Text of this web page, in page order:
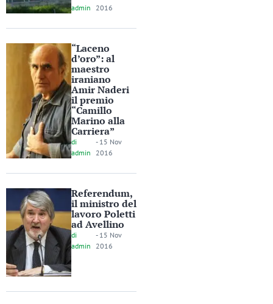
admin
2016
“Laceno
d’oro”: al
maestro
iraniano
Amir Naderi
il premio
“Camillo
Marino alla
Carriera”
di
admin
- 15 Nov
2016
Referendum,
il ministro del
lavoro Poletti
ad Avellino
di
admin
- 15 Nov
2016